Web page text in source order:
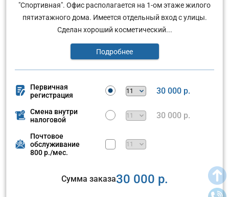
"Спортивная". Офис располагается на 1-ом этаже жилого
пятиэтажного дома. Имеется отдельный вход с улицы.
Сделан хороший косметический...
Подробнее
Первичная
регистрация
30 000 р.
Смена внутри
налоговой
30 000 р.
Почтовое
обслуживание
800 р./мес.
Сумма заказа30 000 р.